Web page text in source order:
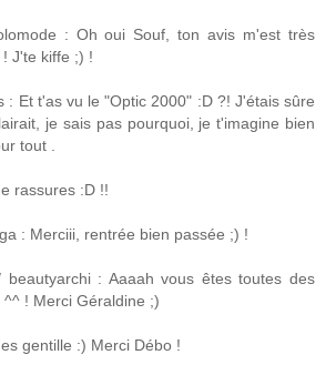
: Oh oui Souf, ton avis m'est très
J'te kiffe ;) !
: Et t'as vu le "Optic 2000" :D ?! J'étais sûre
je sais pas pourquoi, je t'imagine bien
tout .
rassures :D !!
: Merciii, rentrée bien passée ;) !
beautyarchi : Aaaah vous êtes toutes des
! Merci Géraldine ;)
gentille :) Merci Débo !